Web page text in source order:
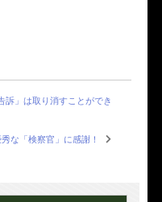
訴」は取り消すことができ
な「検察官」に感謝！